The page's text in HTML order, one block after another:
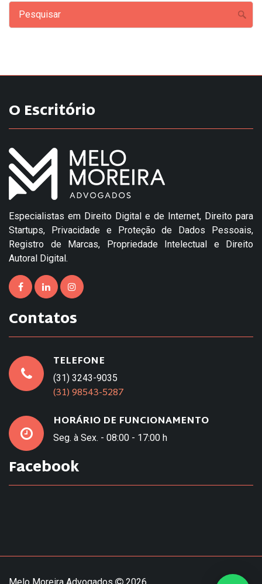
O Escritório
Especialistas em Direito Digital e de Internet, Direito para
Startups, Privacidade e Proteção de Dados Pessoais,
Registro de Marcas, Propriedade Intelectual e Direito
Autoral Digital.
Contatos
TELEFONE
(31) 3243-9035
(31) 98543-5287
HORÁRIO DE FUNCIONAMENTO
Seg. à Sex. - 08:00 - 17:00 h
Facebook